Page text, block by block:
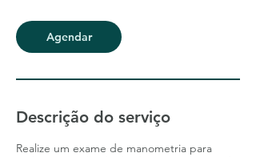
Agendar
Descrição do serviço
Realize um exame de manometria para